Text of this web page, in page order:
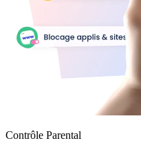
Contrôle Parental